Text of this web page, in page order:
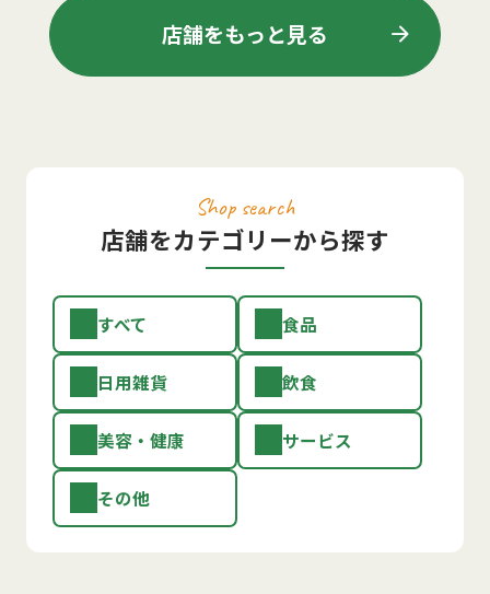
店舗をもっと見る arrow_forward
Shop search
店舗をカテゴリーから探す
すべて 食品
日用雑貨 飲食
美容・健康 サービス
その他